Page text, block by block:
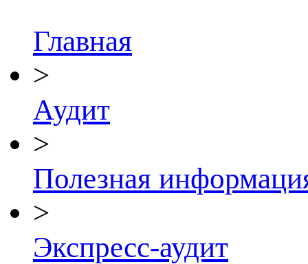
Главная
>
Аудит
>
Полезная
>
Экспресс-аудит